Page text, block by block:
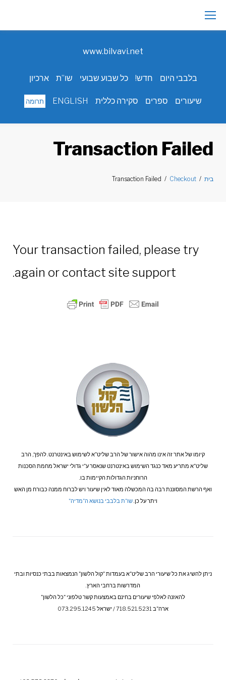
Skip
to
www.bilvavi.net
בלבבי היום חדש! כל שבוע שבועי שו”ת ארכיון
שיעורים ספרים סקירה כללית ENGLISH תרומה
Transaction Failed
בית /
Checkout
/
Transaction Failed
Transaction
Failed
Your transaction failed, please try
again or contact site support.
קיומו של אתר זה אינו מהוה אישור של הרב שליט"א לשימוש באינטרנט. להפך, הרב
שליט"א מתריע מאד כנגד השימוש באינטרנט שנאסר ע"י גדולי ישראל מחמת הסכנות
הרוחניות הגדולות הקיימות בו.
ואף הרשת המסוננת רבה בה המכשלה מאוד לאין שיעור ויש לברוח ממנה כבורח מן האש
ויתר על כן.שו"ת בלבבי בנושא ה"מדיה"
ניתן להשיג את כל שיעורי הרב שליט"א בעמדות "קול הלשון" הנמצאות בבתי כנסיות ובתי
המדרשות ברחבי הארץ.
להאזנה לאלפי שיעורים בחינם באמצעות קשר טלפוני "כל הלשון"
ארה"ב 718.521.5231 / ישראל 073.295.1245